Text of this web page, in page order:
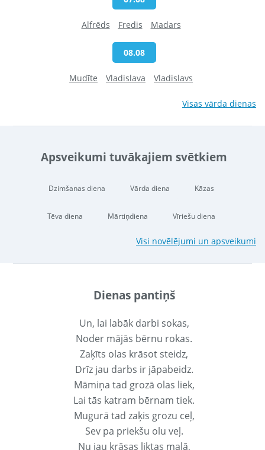
Alfrēds Fredis Madars
08.08
Mudīte Vladislava Vladislavs
Visas vārda dienas
Apsveikumi tuvākajiem svētkiem
Dzimšanas diena Vārda diena Kāzas
Tēva diena Mārtiņdiena Vīriešu diena
Visi novēlējumi un apsveikumi
Dienas pantiņš
Un, lai labāk darbi sokas,
Noder mājās bērnu rokas.
Zaķīts olas krāsot steidz,
Drīz jau darbs ir jāpabeidz.
Māmiņa tad grozā olas liek,
Lai tās katram bērnam tiek.
Mugurā tad zaķis grozu ceļ,
Sev pa priekšu olu veļ.
Nu jau krāsas liktas malā,